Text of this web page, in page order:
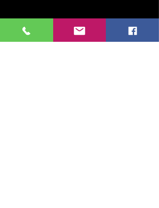
Etkinlik hakkında
Azra Topal(v)